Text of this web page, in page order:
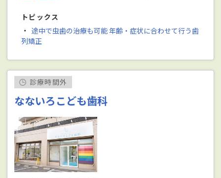
トピックス
・ 途中で虫歯の治療も可能 年齢・症状に合わせて行う歯
列矯正
診療時間外
なないろこども歯科